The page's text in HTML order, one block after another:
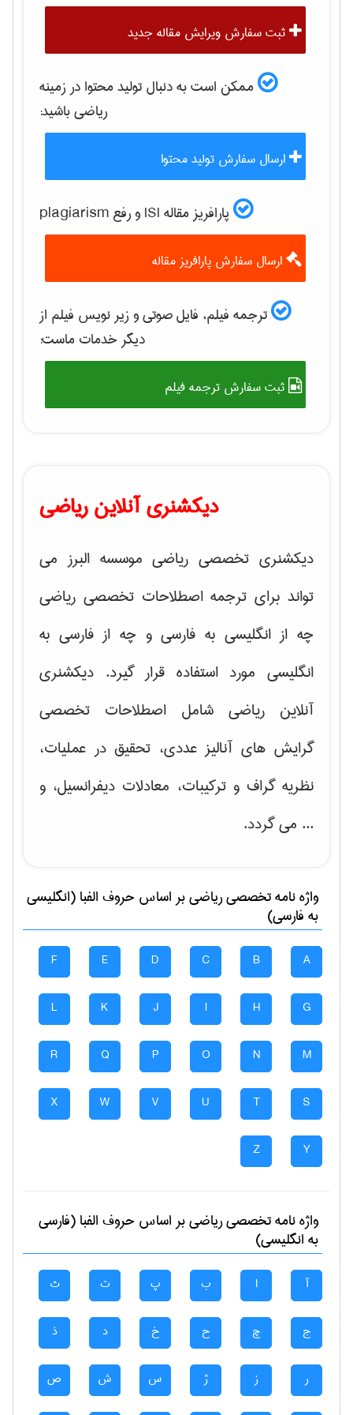
ثبت سفارش ویرایش مقاله جدید
ممکن است به دنبال تولید محتوا در زمینه
رياضیباشید:
ارسال سفارش تولید محتوا
پارافریز مقاله ISI و رفع plagiarism
ارسال سفارش پارافریز مقاله
ترجمه فیلم، فایل صوتی و زیر نویس فیلم از
دیگر خدمات ماست:
ثبت سفارش ترجمه فیلم
دیکشنری آنلاین ریاضی
دیکشنری تخصصی ریاضی موسسه البرز می
تواند برای ترجمه اصطلاحات تخصصی ریاضی
چه از انگلیسی به فارسی و چه از فارسی به
انگلیسی مورد استفاده قرار گیرد. دیکشنری
آنلاین ریاضی شامل اصطلاحات تخصصی
گرایش های آنالیز عددی، تحقیق در عملیات،
نظریه گراف و تركیبات، معادلات دیفرانسیل، و
... می گردد.
واژه نامه تخصصیرياضیبر اساس حروف الفبا (انگلیسی
به فارسی)
A
B
C
D
E
F
G
H
I
J
K
L
M
N
O
P
Q
R
S
T
U
V
W
X
Y
Z
واژه نامه تخصصیرياضیبر اساس حروف الفبا (فارسی
به انگلیسی)
آ ا ب پ ت ث
ج چ ح خ د ذ
ر ز ژ س ش ص